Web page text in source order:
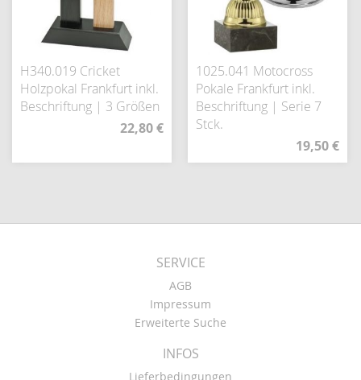
H340.019 Cricket
Holzpokal Frankfurt inkl.
Beschriftung | 3 Größen
22,80 €
1025.041 Motocross
Pokale Frankfurt inkl.
Beschriftung | Serie 7
Stck.
19,50 €
SERVICE
AGB
Impressum
Erweiterte Suche
INFOS
Lieferbedingungen